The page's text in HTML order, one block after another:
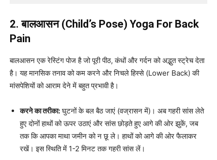
2. बालआसन (Child’s Pose) Yoga For Back
Pain
बालआसन एक रेस्टिंग पोज है जो पूरी पीठ, कंधों और गर्दन को अद्भुत स्ट्रेच देता
है। यह मानसिक तनाव को कम करने और निचले हिस्से (Lower Back) की
मांसपेशियों को आराम देने में बहुत प्रभावी है।
करने का तरीका:घुटनों के बल बैठ जाएं (वज्रासन में)। अब गहरी सांस लेते
हुए दोनों हाथों को ऊपर उठाएं और सांस छोड़ते हुए आगे की ओर झुकें, जब
तक कि आपका माथा जमीन को न छू ले। हाथों को आगे की ओर फैलाकर
रखें। इस स्थिति में 1-2 मिनट तक गहरी सांस लें।